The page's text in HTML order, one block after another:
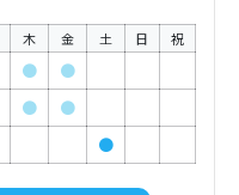
木 金 土 日 祝
●
●
●
●
●